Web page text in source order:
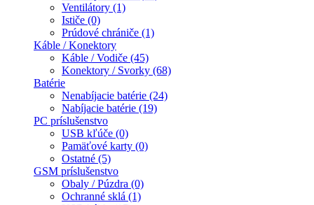
Ventilátory (1)
Ističe (0)
Prúdové chrániče (1)
Káble / Konektory
Káble / Vodiče (45)
Konektory / Svorky (68)
Batérie
Nenabíjacie batérie (24)
Nabíjacie batérie (19)
PC príslušenstvo
USB kľúče (0)
Pamäťové karty (0)
Ostatné (5)
GSM príslušenstvo
Obaly / Púzdra (0)
Ochranné sklá (1)